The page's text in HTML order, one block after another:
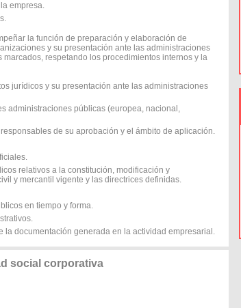
empresa.
la función de preparación y elaboración de
y su presentación ante las administraciones
respetando los procedimientos internos y la
jurídicos y su presentación ante las administraciones
administraciones públicas (europea, nacional,
de su aprobación y el ámbito de aplicación.
relativos a la constitución, modificación y
y mercantil vigente y las directrices definidas.
en tiempo y forma.
la documentación generada en la actividad empresarial.
social corporativa